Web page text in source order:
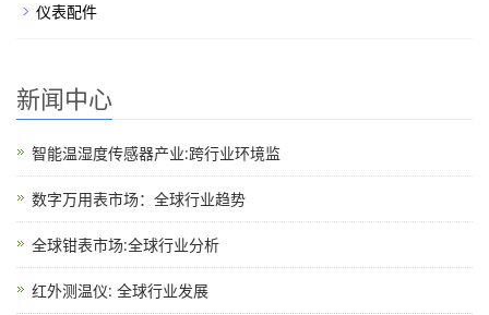
仪表配件
新闻中心
智能温湿度传感器产业:跨行业环境监
数字万用表市场：全球行业趋势
全球钳表市场:全球行业分析
红外测温仪: 全球行业发展